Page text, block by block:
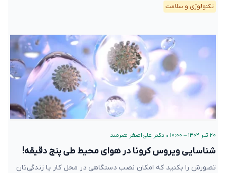
تکنولوژی و سلامت
۲۰ تیر ۱۴۰۲ – ۱۰:۰۰ • دکتر علی‌اصغر هنرمند
شناسایی ویروس کرونا در هوای محیط طی پنج دقیقه!
تصورش را بکنید که امکان نصب دستگاهی در محل کار یا زندگی‌تان